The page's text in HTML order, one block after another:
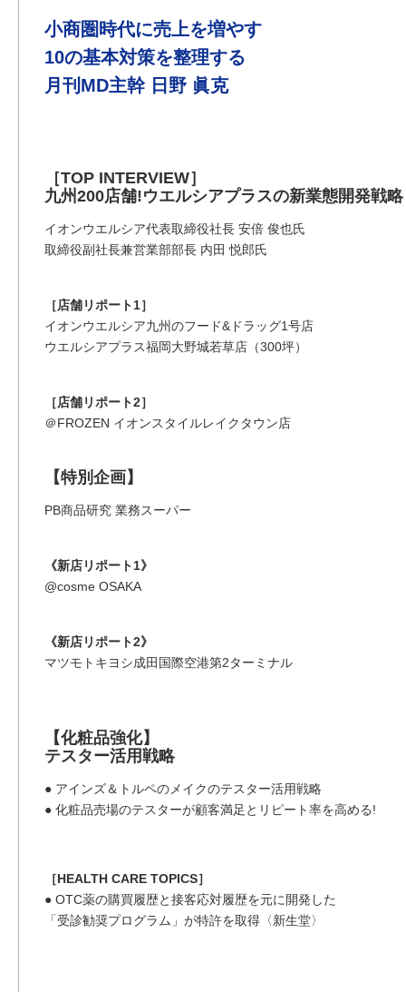
小商圏時代に売上を増やす
10の基本対策を整理する
月刊MD主幹 日野 眞克
［TOP INTERVIEW］
九州200店舗!ウエルシアプラスの新業態開発戦略
イオンウエルシア代表取締役社長 安倍 俊也氏
取締役副社長兼営業部部長 内田 悦郎氏
［店舗リポート1］
イオンウエルシア九州のフード&ドラッグ1号店
ウエルシアプラス福岡大野城若草店（300坪）
［店舗リポート2］
＠FROZEN イオンスタイルレイクタウン店
【特別企画】
PB商品研究 業務スーパー
《新店リポート1》
@cosme OSAKA
《新店リポート2》
マツモトキヨシ成田国際空港第2ターミナル
【化粧品強化】
テスター活用戦略
● アインズ＆トルペのメイクのテスター活用戦略
● 化粧品売場のテスターが顧客満足とリピート率を高める!
［HEALTH CARE TOPICS］
● OTC薬の購買履歴と接客応対履歴を元に開発した
「受診勧奨プログラム」が特許を取得〈新生堂〉